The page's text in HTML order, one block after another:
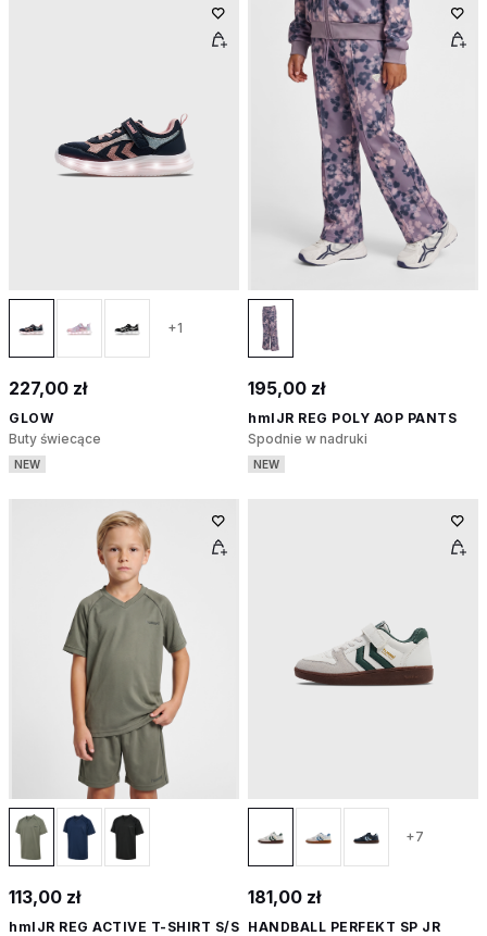
+1
227,00 zł
GLOW
Buty świecące
NEW
195,00 zł
hmlJR REG POLY AOP PANTS
Spodnie w nadruki
NEW
113,00 zł
hmlJR REG ACTIVE T-SHIRT S/S
+7
181,00 zł
HANDBALL PERFEKT SP JR